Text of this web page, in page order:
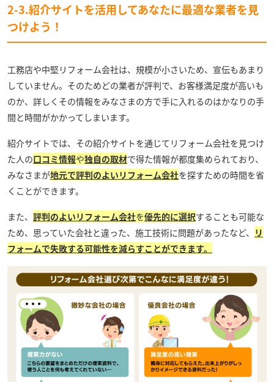
2-3.紹介サイトを活用してあなたに最適な業者を見
つけよう！
工務店や中堅リフォーム会社は、規模が小さいため、宣伝もあまり
していません。そのためどの業者が評判で、お客様満足度が高いも
のか、詳しくその情報をみなさまの方で手に入れるのはかなりの手
間と時間がかかってしまいます。
紹介サイトでは、その紹介サイトを通じてリフォーム会社を見つけ
た人の口コミ情報や独自の取材で得た情報が都度集められており、
みなさまが地元で評判のよいリフォーム会社を探すための時間を省
くことができます。
また、 評判のよいリフォーム会社を優先的に選択することも可能な
ため、思っていた会社と違った、施工技術に問題があったなど、 リ
フォームで失敗する可能性を減らすことができます。